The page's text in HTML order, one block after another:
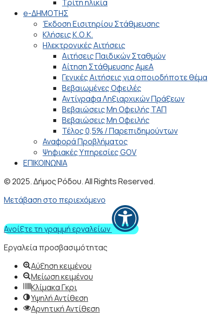
Τρίτη ηλικία
e-ΔΗΜΟΤΗΣ
Έκδοση Εισιτηρίου Στάθμευσης
Κλήσεις Κ.Ο.Κ.
Ηλεκτρονικές Αιτήσεις
Αιτήσεις Παιδικών Σταθμών
Αίτηση Στάθμευσης ΑμεΑ
Γενικές Αιτήσεις για οποιοδήποτε θέμα
Βεβαιωμένες Οφειλές
Αντίγραφα Ληξιαρχικών Πράξεων
Βεβαιώσεις Μη Οφειλής ΤΑΠ
Βεβαιώσεις Μη Οφειλής
Τέλος 0,5% / Παρεπιδημούντων
Αναφορά Προβλήματος
Ψηφιακές Υπηρεσίες GOV
ΕΠΙΚΟΙΝΩΝΙΑ
© 2025. Δήμος Ρόδου. All Rights Reserved.
Μετάβαση στο περιεχόμενο
Ανοίξτε τη γραμμή εργαλείων
Εργαλεία προσβασιμότητας
Αύξηση κειμένου
Μείωση κειμένου
Κλίμακα Γκρι
Υψηλή Αντίθεση
Αρνητική Αντίθεση